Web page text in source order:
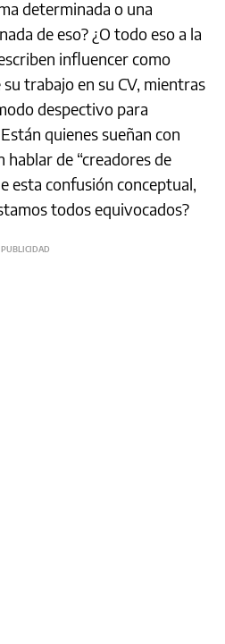
determinada o una
de eso? ¿O todo eso a la
influencer como
trabajo en su CV, mientras
despectivo para
quienes sueñan con
de “creadores de
esta confusión conceptual,
todos equivocados?